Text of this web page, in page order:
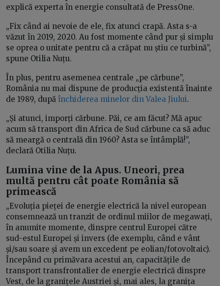
explică experta în energie consultată de PressOne.
„Fix când ai nevoie de ele, fix atunci crapă. Asta s-a
văzut în 2019, 2020. Au fost momente când pur și simplu
se oprea o unitate pentru că a crăpat nu știu ce turbină”,
spune Otilia Nuțu.
În plus, pentru asemenea centrale „pe cărbune”,
România nu mai dispune de producția existentă înainte
de 1989, după închiderea minelor din Valea Jiului.
„Și atunci, imporți cărbune. Păi, ce am făcut? Mă apuc
acum să transport din Africa de Sud cărbune ca să aduc
să meargă o centrală din 1960? Asta se întâmplă!”,
declară Otilia Nuțu.
Lumina vine de la Apus. Uneori, prea
multă pentru cât poate România să
primească
„Evoluția pieței de energie electrică la nivel european
consemnează un tranzit de ordinul miilor de megawați,
în anumite momente, dinspre centrul Europei către
sud-estul Europei și invers (de exemplu, când e vânt
și/sau soare și avem un excedent pe eolian/fotovoltaic).
Începând cu primăvara acestui an, capacitățile de
transport transfrontalier de energie electrică dinspre
Vest, de la granițele Austriei și, mai ales, la granița